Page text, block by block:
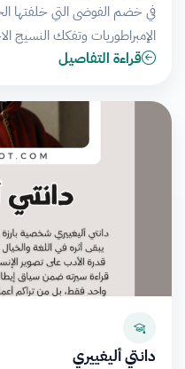
في خضم الفوضى التي خلفتها
الإمبراطوريات وتفكك النسيج
قراءة التفاصيل
دانتي أليغييري